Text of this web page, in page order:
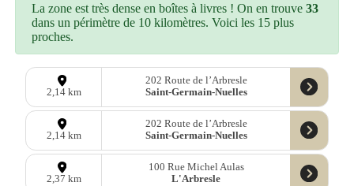
La zone est très dense en boîtes à livres ! On en trouve33
dans un périmètre de 10 kilomètres. Voici les 15 plus
proches.
2,14 km
202 Route de l’Arbresle
Saint-Germain-Nuelles
2,14 km
202 Route de l’Arbresle
Saint-Germain-Nuelles
2,37 km
100 Rue Michel Aulas
L'Arbresle